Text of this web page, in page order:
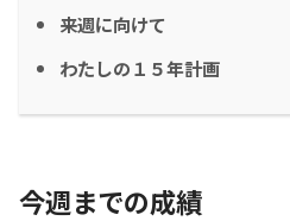
来週に向けて
わたしの１５年計画
今週までの成績